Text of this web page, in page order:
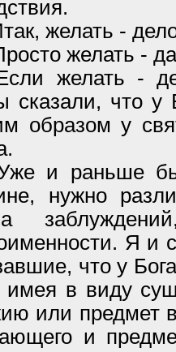
желать -
желать -
желать -
сказали, что у
образом у
и раньше
нужно
Я и
что у
имея в виду
или предмет
и